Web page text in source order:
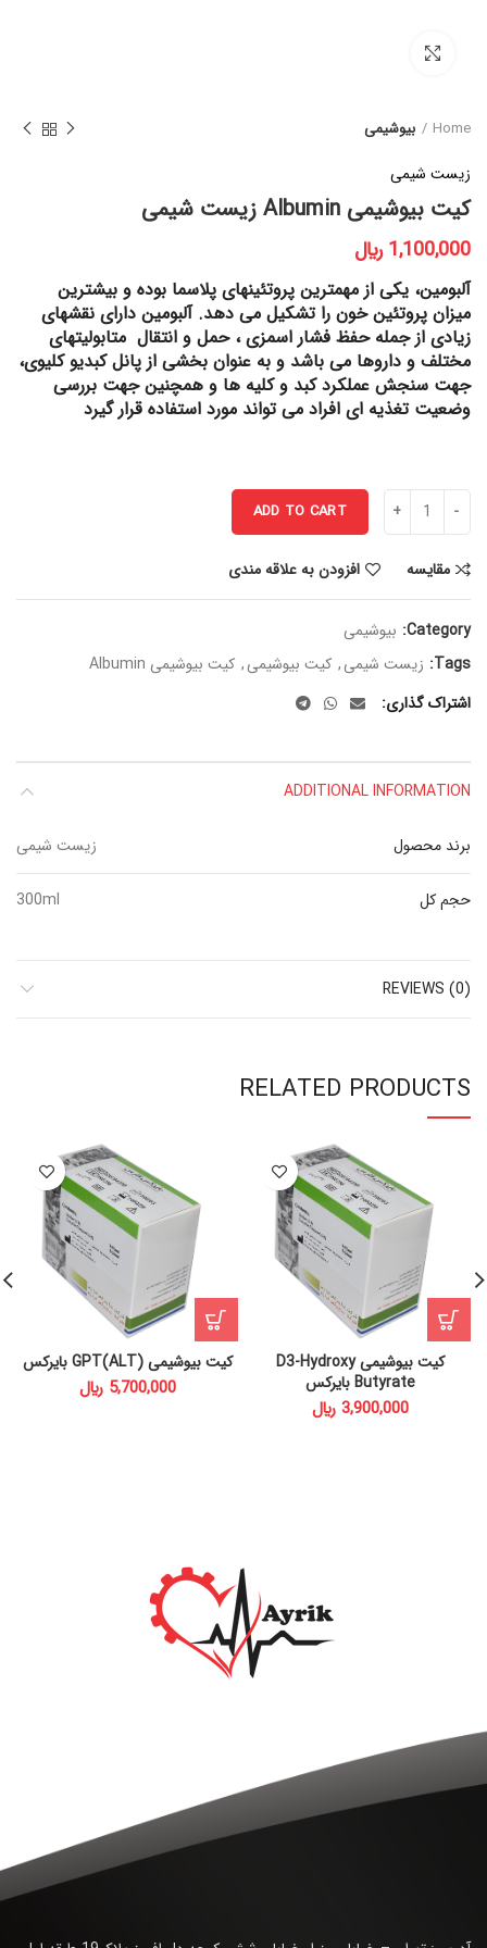
Home بیوشیمی
زیست شیمی
کیت بیوشیمی Albumin زیست شیمی
﷼
آلبومین، یکی از مهمترین پروتئینهای پلاسما بوده و بیشترین
میزان پروتئین خون را تشکیل می دهد. آلبومین دارای نقشهای
زیادی از جمله حفظ فشار اسمزی ، حمل و انتقال متابولیتهای
مختلف و داروها می باشد و به عنوان بخشی از پانل کبدیو کلیوی،
جهت سنجش عملکرد کبد و کلیه ها و همچنین جهت بررسی
وضعیت تغذیه ای افراد می تواند مورد استفاده قرار گیرد
ADD TO CART
مقایسه افزودن به علاقه مندی
Category: بیوشیمی
Tags: زیست شیمی, کیت بیوشیمی, کیت بیوشیمی Albumin
اشتراک گذاری
ADDITIONAL INFORMATION
برند محصول زیست شیمی
حجم کل 300ml
REVIEWS (0)
RELATED PRODUCTS
کیت بیوشیمی D3-Hydroxy
Butyrate بایرکس
﷼
کیت بیوشیمی GPT(ALT) بایرکس
﷼